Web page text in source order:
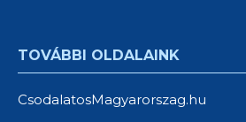
TOVÁBBI OLDALAINK
CsodalatosMagyarorszag.hu